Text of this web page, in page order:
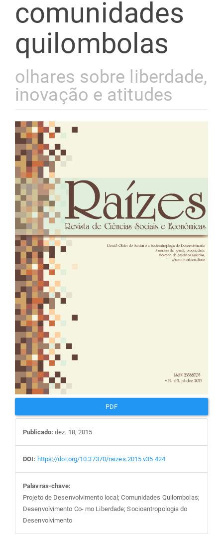
comunidades
quilombolas
olhares sobre liberdade,
inovação e atitudes
Barra
lateral
de
artigos
PDF
Publicado: dez. 18, 2015
DOI: https://doi.org/10.37370/raizes.2015.v35.424
Palavras-chave:
Projeto de Desenvolvimento local; Comunidades Quilombolas;
Desenvolvimento Co- mo Liberdade; Socioantropologia do
Desenvolvimento